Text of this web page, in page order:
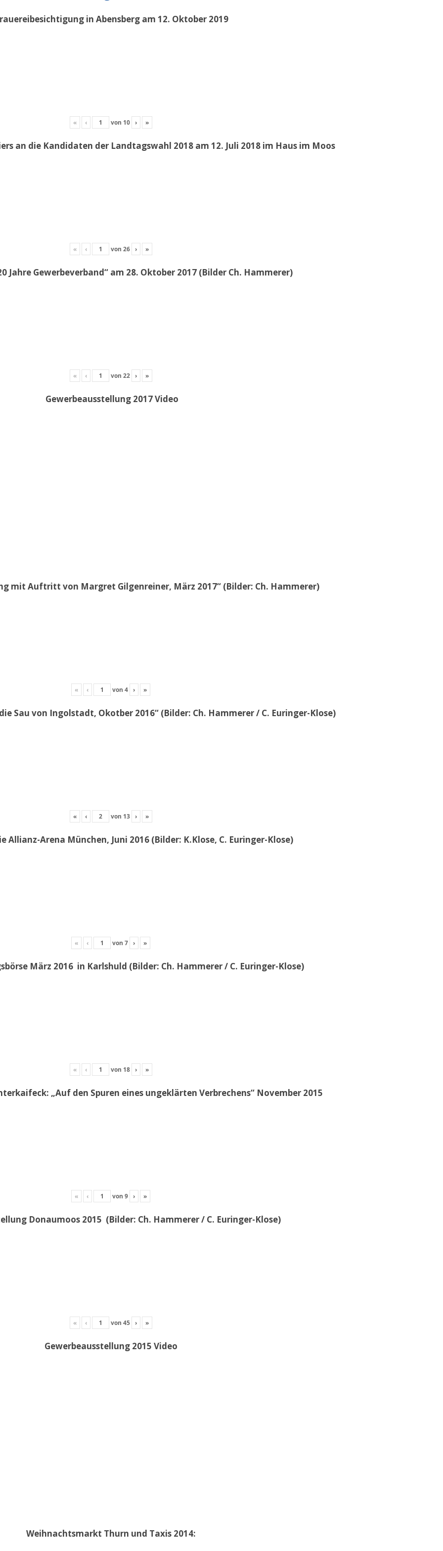
in Abensberg am 12. Oktober 2019
« ‹ von 10 › »
an die Kandidaten der Landtagswahl 2018 am 12. Juli 2018 im Haus im Moos
« ‹ von 26 › »
Jahre Gewerbeverband“ am 28. Oktober 2017 (Bilder Ch. Hammerer)
« ‹ von 22 › »
Gewerbeausstellung 2017 Video
mit Auftritt von Margret Gilgenreiner, März 2017“ (Bilder: Ch. Hammerer)
« ‹ von 4 › »
Sau von Ingolstadt, Okotber 2016“ (Bilder: Ch. Hammerer / C. Euringer-Klose)
« ‹ von 13 › »
Allianz-Arena München, Juni 2016 (Bilder: K.Klose, C. Euringer-Klose)
« ‹ von 7 › »
März 2016 in Karlshuld (Bilder: Ch. Hammerer / C. Euringer-Klose)
« ‹ von 18 › »
„Auf den Spuren eines ungeklärten Verbrechens“ November 2015
« ‹ von 9 › »
Donaumoos 2015 (Bilder: Ch. Hammerer / C. Euringer-Klose)
« ‹ von 45 › »
Gewerbeausstellung 2015 Video
Weihnachtsmarkt Thurn und Taxis 2014: